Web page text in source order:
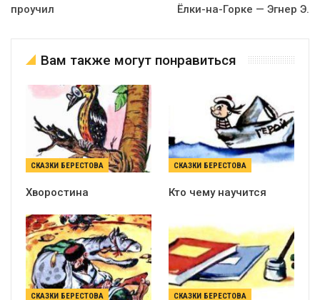
проучил
Ёлки-на-Горке — Эгнер Э.
Вам также могут понравиться
СКАЗКИ БЕРЕСТОВА
Хворостина
СКАЗКИ БЕРЕСТОВА
Кто чему научится
СКАЗКИ БЕРЕСТОВА СКАЗКИ БЕРЕСТОВА